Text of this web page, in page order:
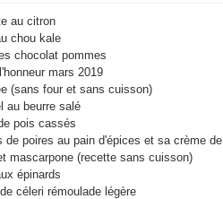
au citron
chou kale
chocolat pommes
mars 2019
(sans four et sans cuisson)
au beurre salé
pois cassés
de poires au pain d'épices et sa crème de
mascarpone (recette sans cuisson)
épinards
céleri rémoulade légère